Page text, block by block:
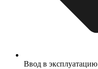
Ввод в эксплуатацию